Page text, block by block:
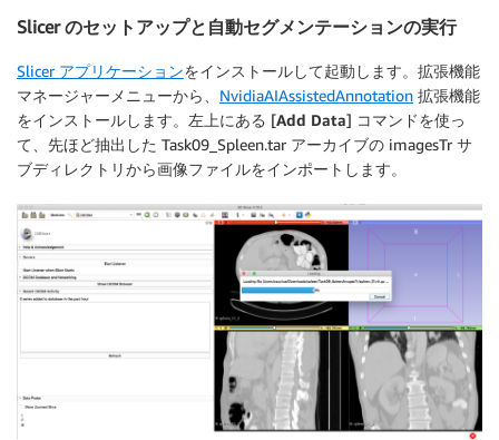
Slicer のセットアップと自動セグメンテーションの実行
Slicer アプリケーションをインストールして起動します。拡張機能
マネージャーメニューから、 NvidiaAIAssistedAnnotation 拡張機能
をインストールします。左上にある [Add Data] コマンドを使っ
て、先ほど抽出した Task09_Spleen.tar アーカイブの imagesTr サ
ブディレクトリから画像ファイルをインポートします。